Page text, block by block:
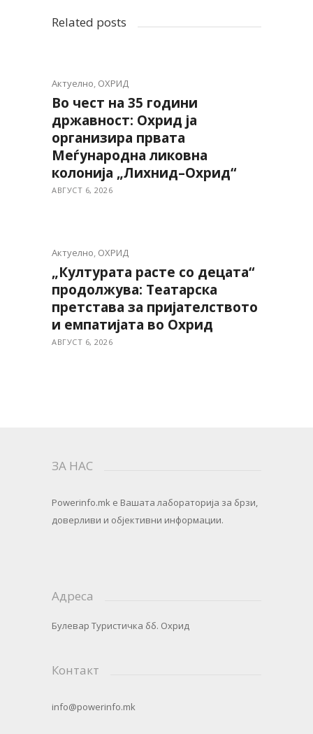
Related posts
Актуелно, ОХРИД
Во чест на 35 години
државност: Охрид ја
организира првата
Меѓународна ликовна
колонија „Лихнид–Охрид“
АВГУСТ 6, 2026
Актуелно, ОХРИД
„Културата расте со децата“
продолжува: Театарска
претстава за пријателството
и емпатијата во Охрид
АВГУСТ 6, 2026
ЗА НАС
Powerinfo.mk e Вашата лабораторија за брзи,
доверливи и објективни информации.
Адреса
Булевар Туристичка бб. Охрид
Контакт
info@powerinfo.mk